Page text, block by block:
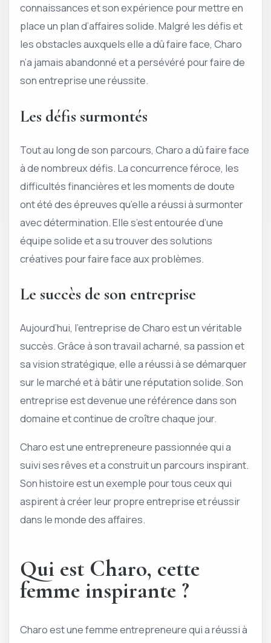
connaissances et son expérience pour mettre en
place un plan d’affaires solide. Malgré les défis et
les obstacles auxquels elle a dû faire face, Charo
n’a jamais abandonné et a persévéré pour faire de
son entreprise une réussite.
Les défis surmontés
Tout au long de son parcours, Charo a dû faire face
à de nombreux défis. La concurrence féroce, les
difficultés financières et les moments de doute
ont été des épreuves qu’elle a réussi à surmonter
avec détermination. Elle s’est entourée d’une
équipe solide et a su trouver des solutions
créatives pour faire face aux problèmes.
Le succès de son entreprise
Aujourd’hui, l’entreprise de Charo est un véritable
succès. Grâce à son travail acharné, sa passion et
sa vision stratégique, elle a réussi à se démarquer
sur le marché et à bâtir une réputation solide. Son
entreprise est devenue une référence dans son
domaine et continue de croître chaque jour.
Charo est une entrepreneure passionnée qui a
suivi ses rêves et a construit un parcours inspirant.
Son histoire est un exemple pour tous ceux qui
aspirent à créer leur propre entreprise et réussir
dans le monde des affaires.
Qui est Charo, cette
femme inspirante ?
Charo est une femme entrepreneure qui a réussi à